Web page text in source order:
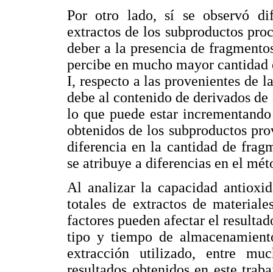
Por otro lado, sí se observó
extractos de los subproductos
deber a la presencia de
percibe en mucho mayor
I, respecto a las provenientes de
debe al contenido de derivados
lo que puede estar
obtenidos de los subproductos
diferencia en la cantidad de
se atribuye a diferencias en el
Al analizar la capacidad
totales de extractos de
factores pueden afectar el
tipo y tiempo de
extracción utilizado, entre